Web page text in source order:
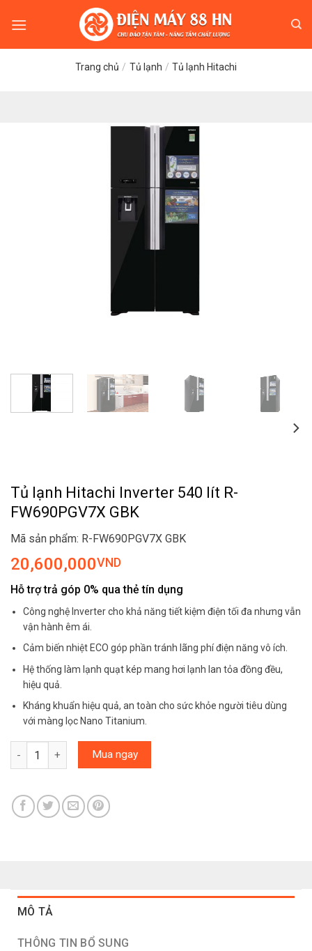
Trang chủ / Tủ lạnh / Tủ lạnh Hitachi
Tủ lạnh Hitachi Inverter 540 lít R-
FW690PGV7X GBK
Mã sản phẩm: R-FW690PGV7X GBK
20,600,000VND
Hỗ trợ trả góp 0% qua thẻ tín dụng
Công nghệ Inverter cho khả năng tiết kiệm điện tối đa nhưng vẫn
vận hành êm ái.
Cảm biến nhiệt ECO góp phần tránh lãng phí điện năng vô ích.
Hệ thống làm lạnh quạt kép mang hơi lạnh lan tỏa đồng đều,
hiệu quả.
Kháng khuẩn hiệu quả, an toàn cho sức khỏe người tiêu dùng
với màng lọc Nano Titanium.
Tủ lạnh Hitachi Inverter 540 lít R-FW690PGV7X GBK số lượng
Mua ngay
MÔ TẢ
THÔNG TIN BỔ SUNG